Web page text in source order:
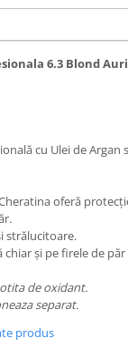
6.3 Blond
cu Ulei de Argan
oferă
strălucitoare.
şi pe firele de păr
de oxidant.
separat.
produs